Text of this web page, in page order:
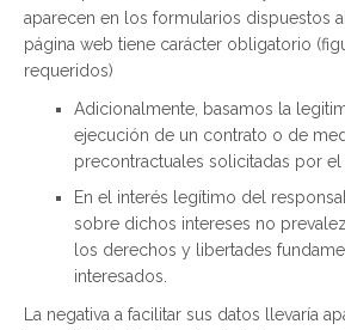
aparecen en los formularios dispuestos
página web tiene carácter obligatorio
requeridos)
Adicionalmente, basamos la
ejecución de un contrato o de
precontractuales solicitadas por el
En el interés legítimo del
sobre dichos intereses no
los derechos y libertades
interesados.
La negativa a facilitar sus datos llevaría